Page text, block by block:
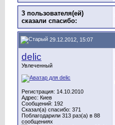
3 пользователя(ей)
сказали cпасибо:
29.12.2012, 15:07
delic
Увлеченный
Регистрация: 14.10.2010
Адрес: Киев
Сообщений: 192
Сказал(а) спасибо: 371
Поблагодарили 313 раз(а) в 88
сообщениях